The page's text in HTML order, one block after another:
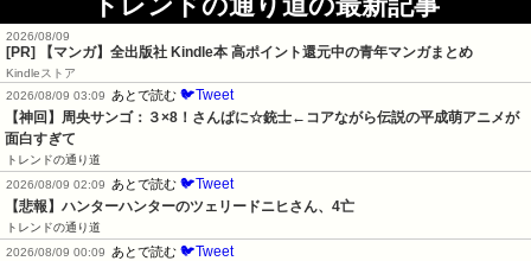
2026/08/09
[PR] 【マンガ】全出版社 Kindle本 高ポイント還元中の青年マンガまとめ
Kindleストア
2026/08/09 03:09 あとで読む 🐦Tweet
【神回】周央サンゴ：３×8！さんぱに☆銃士←コアながら伝説の平成萌アニメが
面白すぎて
トレンドの通り道
2026/08/09 02:09 あとで読む 🐦Tweet
【悲報】ハンターハンターのツェリードニヒさん、4亡
トレンドの通り道
2026/08/09 00:09 あとで読む 🐦Tweet